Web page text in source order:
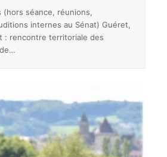
(hors séance, réunions,
internes au Sénat) Guéret,
: rencontre territoriale des